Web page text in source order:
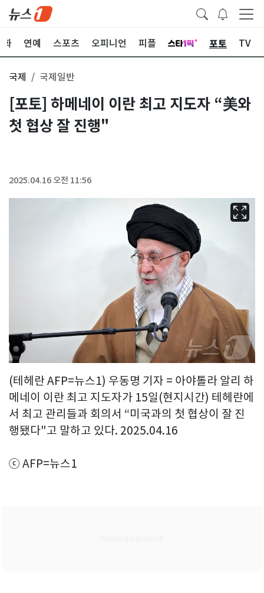
화 연예 스포츠 오피니언 피플 포토 TV
국제 국제일반
[포토] 하메네이 이란 최고 지도자 “美와
첫 협상 잘 진행"
2025.04.16 오전 11:56
(테헤란 AFP=뉴스1) 우동명 기자 = 아야톨라 알리 하
메네이 이란 최고 지도자가 15일(현지시간) 테헤란에
서 최고 관리들과 회의서 “미국과의 첫 협상이 잘 진
행됐다"고 말하고 있다. 2025.04.16
ⓒ AFP=뉴스1